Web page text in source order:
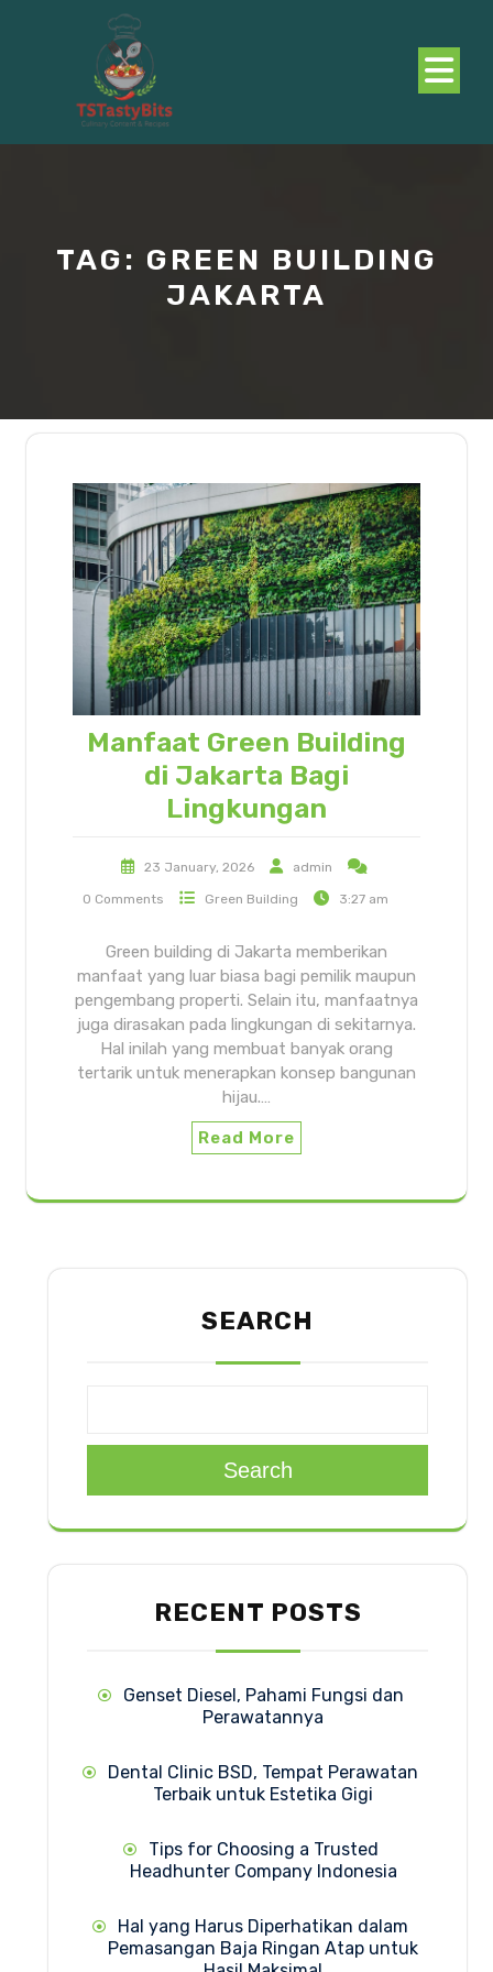
TAG: GREEN BUILDING
JAKARTA
Manfaat Green Building
di Jakarta Bagi
Lingkungan
23 January, 2026 admin
0 Comments Green Building 3:27 am
Green building di Jakarta memberikan
manfaat yang luar biasa bagi pemilik maupun
pengembang properti. Selain itu, manfaatnya
juga dirasakan pada lingkungan di sekitarnya.
Hal inilah yang membuat banyak orang
tertarik untuk menerapkan konsep bangunan
hijau.…
Read More
SEARCH
Search
RECENT POSTS
Genset Diesel, Pahami Fungsi dan
Perawatannya
Dental Clinic BSD, Tempat Perawatan
Terbaik untuk Estetika Gigi
Tips for Choosing a Trusted
Headhunter Company Indonesia
Hal yang Harus Diperhatikan dalam
Pemasangan Baja Ringan Atap untuk